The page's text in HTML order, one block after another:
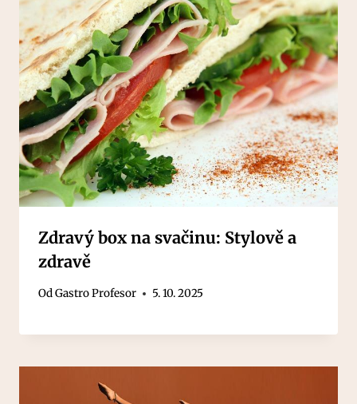
Zdravý box na svačinu: Stylově a
zdravě
OdGastro Profesor 5. 10. 2025